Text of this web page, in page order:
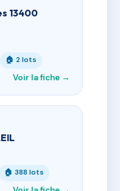
13400
🏠 2 lots
Voir la fiche →
🏠 388 lots